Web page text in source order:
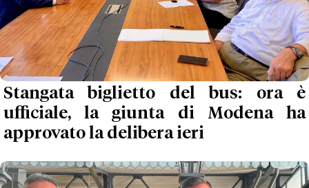
Stangata biglietto del bus: ora è
ufficiale, la giunta di Modena ha
approvato la delibera ieri